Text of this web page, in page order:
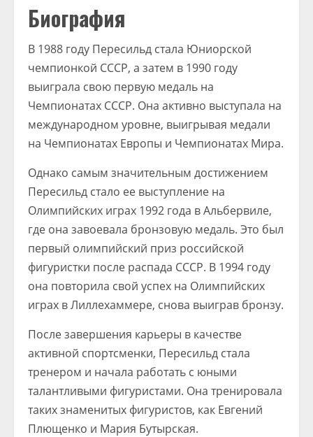
Биография
В 1988 году Пересильд стала Юниорской
чемпионкой СССР, а затем в 1990 году
выиграла свою первую медаль на
Чемпионатах СССР. Она активно выступала на
международном уровне, выигрывая медали
на Чемпионатах Европы и Чемпионатах Мира.
Однако самым значительным достижением
Пересильд стало ее выступление на
Олимпийских играх 1992 года в Альбервиле,
где она завоевала бронзовую медаль. Это был
первый олимпийский приз российской
фигуристки после распада СССР. В 1994 году
она повторила свой успех на Олимпийских
играх в Лиллехаммере, снова выиграв бронзу.
После завершения карьеры в качестве
активной спортсменки, Пересильд стала
тренером и начала работать с юными
талантливыми фигуристами. Она тренировала
таких знаменитых фигуристов, как Евгений
Плющенко и Мария Бутырская.